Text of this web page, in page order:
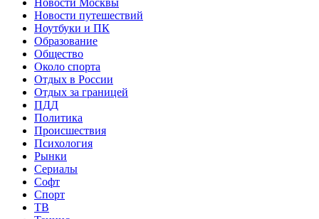
Новости путешествий
Ноутбуки и ПК
Образование
Общество
Около спорта
Отдых в России
Отдых за границей
ПДД
Политика
Происшествия
Психология
Рынки
Сериалы
Софт
Спорт
ТВ